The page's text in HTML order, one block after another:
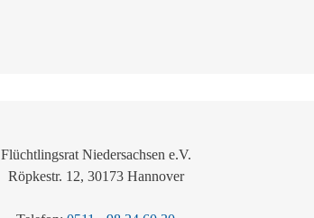
Flüchtlingsrat Niedersachsen e.V.
Röpkestr. 12, 30173 Hannover